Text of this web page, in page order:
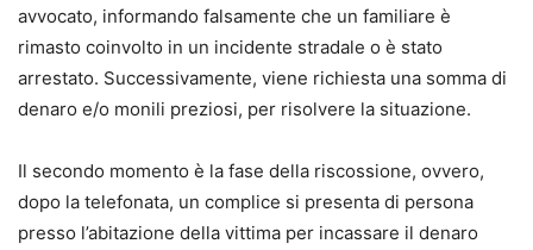
avvocato, informando falsamente che un familiare è
rimasto coinvolto in un incidente stradale o è stato
arrestato. Successivamente, viene richiesta una somma di
denaro e/o monili preziosi, per risolvere la situazione.
Il secondo momento è la fase della riscossione, ovvero,
dopo la telefonata, un complice si presenta di persona
presso l’abitazione della vittima per incassare il denaro